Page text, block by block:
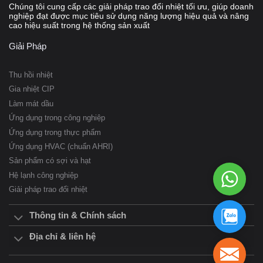
Vật liệu hàn kín và giữ các tấm lại với nhau tại các điểm
chịu áp suất. Sử dụng các công nghệ thiết kế tiên tiến và
kiểm tra kỹ lưỡng để đảm bảo hiệu suất cao nhất và tuổi
thọ dài nhất có thể.
Có các cấp độ áp suất khác nhau để đáp ứng các nhu cầu
khác nhau.
Dựa trên các thành phần tiêu chuẩn và khái niệm mô-đun,
bao gồm các kênh đối xứng và không đối xứng, mỗi đơn vị
được tùy chỉnh để đáp ứng các yêu cầu cụ thể của mỗi lắp
đặt riêng biệt.
Chúng tôi cung cấp các giải pháp trao đổi nhiệt tối ưu, giúp doanh
nghiệp đạt được mục tiêu sử dụng năng lượng hiệu quả và nâng
cao hiệu suất trong hệ thống sản xuất
Giải Pháp
Thu hồi nhiệt
Gia nhiệt CIP
Làm mát dầu
Ứng dụng trong công nghiệp
Ứng dụng trong thực phẩm
Ứng dụng HVAC (chuẩn AHRI)
Sản phẩm có sợi và hạt
Hệ lạnh công nghiệp
Giải pháp trao đổi nhiệt
Thông tin & Chính sách
Địa chỉ & liên hệ
098
957
3834
098
957
3834